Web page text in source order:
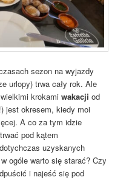
sezon na wyjazdy
urlopy) trwa cały rok. Ale
krokamiwakacji od
jest okresem, kiedy moi
A co za tym idzie
pod kątem
uzyskanych
ogóle warto się starać? Czy
i najeść się pod